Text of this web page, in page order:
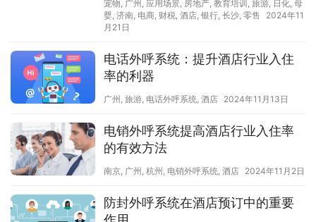
宠物, 广州 , 应用场景, 房地产, 教育培训 , 旅游, 日化, 母
婴, 济南, 电商, 财税, 酒店, 银行, 长沙, 零售
2024年11
月21日
电话外呼系统：提升酒店行业入住
率的利器
广州 , 旅游, 电话外呼系统, 酒店 2024年11月13日
电销外呼系统提高酒店行业入住率
的有效方法
南京, 广州 , 杭州 , 电销外呼系统, 酒店 2024年11月2日
防封外呼系统在酒店预订中的重要